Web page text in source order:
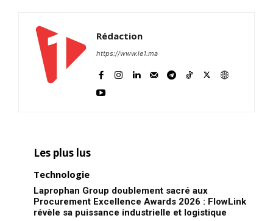
Rédaction
https://www.le1.ma
Les plus lus
Technologie
Laprophan Group doublement sacré aux
Procurement Excellence Awards 2026 : FlowLink
révèle sa puissance industrielle et logistique